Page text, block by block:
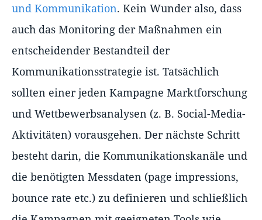
und Kommunikation. Kein Wunder also, dass
auch das Monitoring der Maßnahmen ein
entscheidender Bestandteil der
Kommunikationsstrategie ist. Tatsächlich
sollten einer jeden Kampagne Marktforschung
und Wettbewerbsanalysen (z. B. Social-Media-
Aktivitäten) vorausgehen. Der nächste Schritt
besteht darin, die Kommunikationskanäle und
die benötigten Messdaten (page impressions,
bounce rate etc.) zu definieren und schließlich